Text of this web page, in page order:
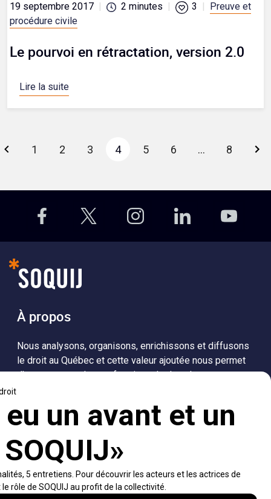
19 septembre 2017 2 minutes 3
Preuve et
procédure civile
Le pourvoi en rétractation, version 2.0
Lire la suite
1 2 3 4 5 6 … 8
À propos
Nous analysons, organisons, enrichissons et diffusons
le droit au Québec et cette valeur ajoutée nous permet
d’accompagner les professionnels dans leurs
population dans sa compréhension du droit.
Accès rapides
À propos Notifications et fils RSS